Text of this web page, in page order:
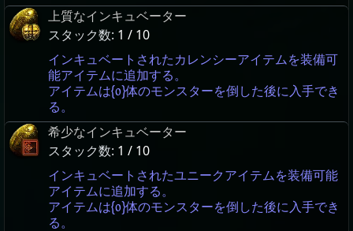
上質なインキュベーター
スタック数: 1 / 10
インキュベートされたカレンシーアイテムを装備可
能アイテムに追加する。
アイテムは{0}体のモンスターを倒した後に入手でき
る。
希少なインキュベーター
スタック数: 1 / 10
インキュベートされたユニークアイテムを装備可能
アイテムに追加する。
アイテムは{0}体のモンスターを倒した後に入手でき
る。